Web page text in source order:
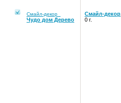
Смайл-декор
Чудо дом Дерево
Смайл-декор
0 г.